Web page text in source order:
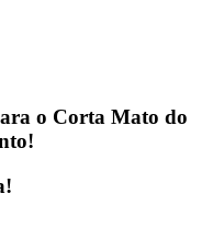
o Corta Mato do